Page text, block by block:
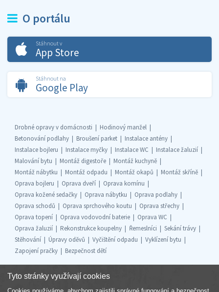
O portálu
Stáhnout v
App Store
Stáhnout na
Google Play
Drobné opravy v domácnosti
Hodinový manžel
Betonování podlahy
Broušení parket
Instalace antény
Instalace bojleru
Instalace myčky Instalace WC
Instalace žaluzií
Malování bytu
Montáž digestoře
Montáž kuchyně
Montáž nábytku
Montáž odpadu Montáž okapů
Montáž skříně
Oprava bojleru
Oprava dveří
Oprava komínu
Oprava kožené sedačky
Oprava nábytku
Oprava podlahy
Oprava schodů
Oprava sprchového koutu
Oprava střechy
Oprava topení
Oprava vodovodní baterie
Oprava WC
Oprava žaluzií
Rekonstrukce koupelny Řemeslníci
Sekání trávy
Stěhování
Úpravy oděvů Vyčištění odpadu
Vyklízení bytu
Zapojení pračky
Bezpečnost dětí
Tyto stránky využívají cookies